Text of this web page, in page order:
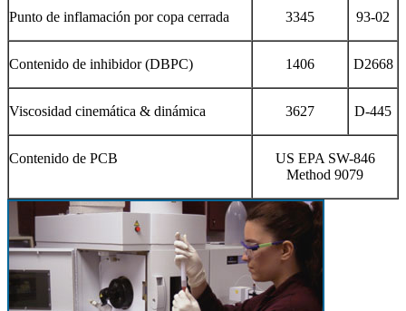
Punto de inflamación por copa cerrada 3345 93-02
Contenido de inhibidor (DBPC) 1406 D2668
Viscosidad cinemática & dinámica 3627 D-445
Contenido de PCB
US EPA SW-846
Method 9079